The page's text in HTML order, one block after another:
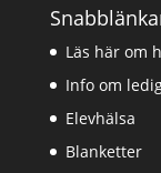
Läs här om
Info om
Elevhälsa
Blanketter